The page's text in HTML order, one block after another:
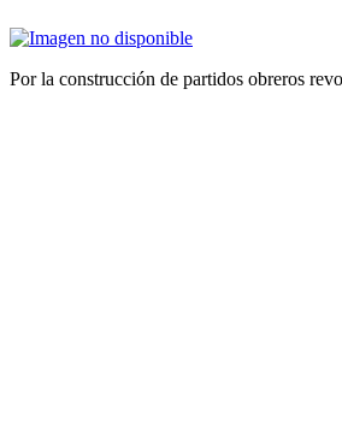
Por la construcción de partidos obreros